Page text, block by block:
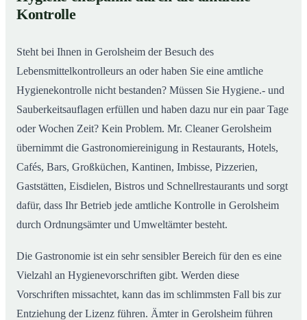
02Gastronomiereinigung in Gerolsheim – Qualität,
die man sieht
Kontrolle
Steht bei Ihnen in Gerolsheim der Besuch des
Lebensmittelkontrolleurs an oder haben Sie eine amtliche
Hygienekontrolle nicht bestanden? Müssen Sie Hygiene.- und
Sauberkeitsauflagen erfüllen und haben dazu nur ein paar Tage
oder Wochen Zeit? Kein Problem. Mr. Cleaner Gerolsheim
übernimmt die Gastronomiereinigung in Restaurants, Hotels,
Cafés, Bars, Großküchen, Kantinen, Imbisse, Pizzerien,
Gaststätten, Eisdielen, Bistros und Schnellrestaurants und sorgt
dafür, dass Ihr Betrieb jede amtliche Kontrolle in Gerolsheim
durch Ordnungsämter und Umweltämter besteht.
Die Gastronomie ist ein sehr sensibler Bereich für den es eine
Vielzahl an Hygienevorschriften gibt. Werden diese
Vorschriften missachtet, kann das im schlimmsten Fall bis zur
Entziehung der Lizenz führen. Ämter in Gerolsheim führen